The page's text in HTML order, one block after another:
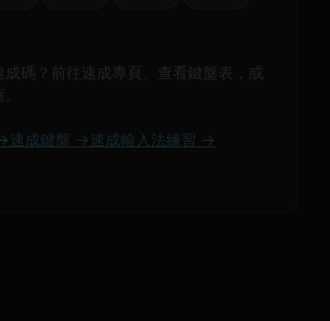
成碼？前往速成專頁、查看鍵盤表，或
速成鍵盤 → 速成輸入法練習 →